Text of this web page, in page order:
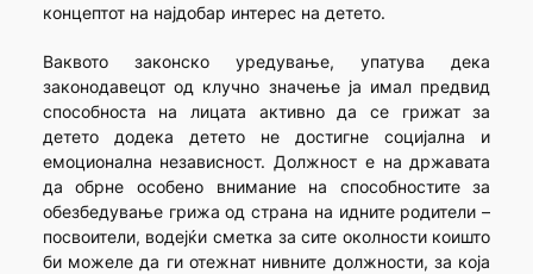
концептот на најдобар интерес на детето.
Ваквото законско уредување, упатува дека
законодавецот од клучно значење ја имал предвид
способноста на лицата активно да се грижат за
детето додека детето не достигне социјална и
емоционална независност. Должност е на државата
да обрне особено внимание на способностите за
обезбедување грижа од страна на идните родители –
посвоители, водејќи сметка за сите околности коишто
би можеле да ги отежнат нивните должности, за која